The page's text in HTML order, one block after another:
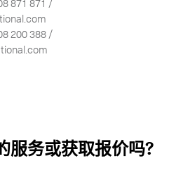
200 388 /
服务或获取报价吗?